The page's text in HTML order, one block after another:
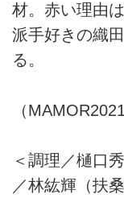
材。赤い理由
派手好きの織
る。
（
＜調理／樋口
／林紘輝（扶